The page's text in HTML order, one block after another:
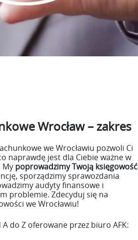
Wrocław– zakres
we Wrocławiu pozwoli Ci
naprawdę jest dla Ciebie ważne w
My poprowadzimy Twoją księgowość
sporządzimy sprawozdania
audyty finansowe i
problemie. Zdecyduj się na
we Wrocławiu!
A do Z oferowane przez biuro AFK: